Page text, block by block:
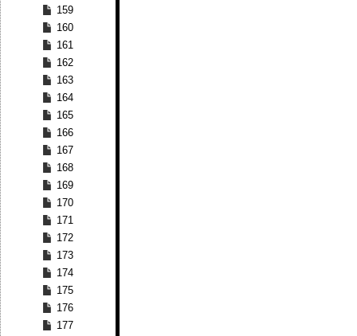
159
160
161
162
163
164
165
166
167
168
169
170
171
172
173
174
175
176
177